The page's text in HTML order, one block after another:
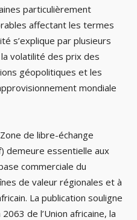
particulièrement
affectant les termes
s’explique par plusieurs
volatilité des prix des
géopolitiques et les
mondiale
de libre-échange
demeure essentielle aux
commerciale du
de valeur régionales et à
La publication souligne
de l’Union africaine, la